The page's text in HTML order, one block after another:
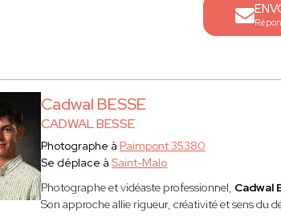
Cadwal BESSE
CADWAL BESSE
Photographe à Paimpont 35380
Se déplace à Saint-Malo
Photographe et vidéaste professionnel, Cadwal
Son approche allie rigueur, créativité et sens du